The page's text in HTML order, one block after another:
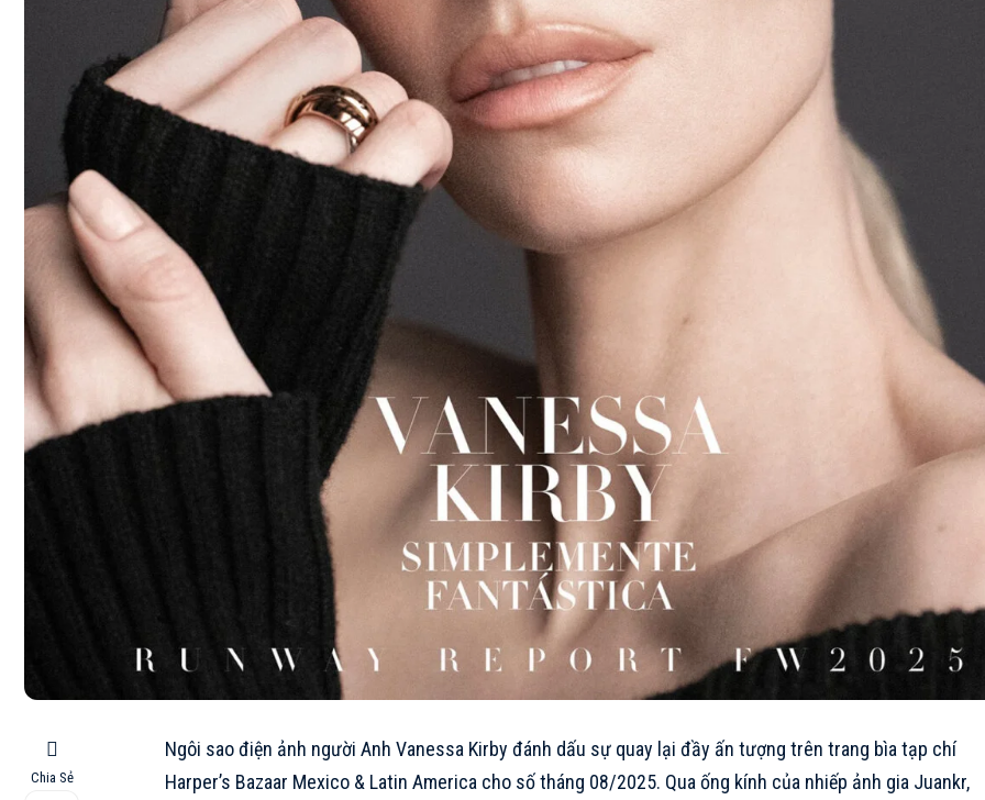
Chia Sẻ
Ngôi sao điện ảnh người Anh Vanessa Kirby đánh dấu sự quay lại đầy ấn tượng trên trang bìa tạp chí
Harper’s Bazaar Mexico & Latin America cho số tháng 08/2025. Qua ống kính của nhiếp ảnh gia Juankr,